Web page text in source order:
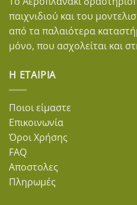
παιχνιδιού και του
από τα παλαιότερα
μόνο, που ασχολείται και
Η ΕΤΑΙΡΊΑ
Ποιοι είμαστε
Επικοινωνία
Όροι Χρήσης
FAQ
Αποστολες
Πληρωμές